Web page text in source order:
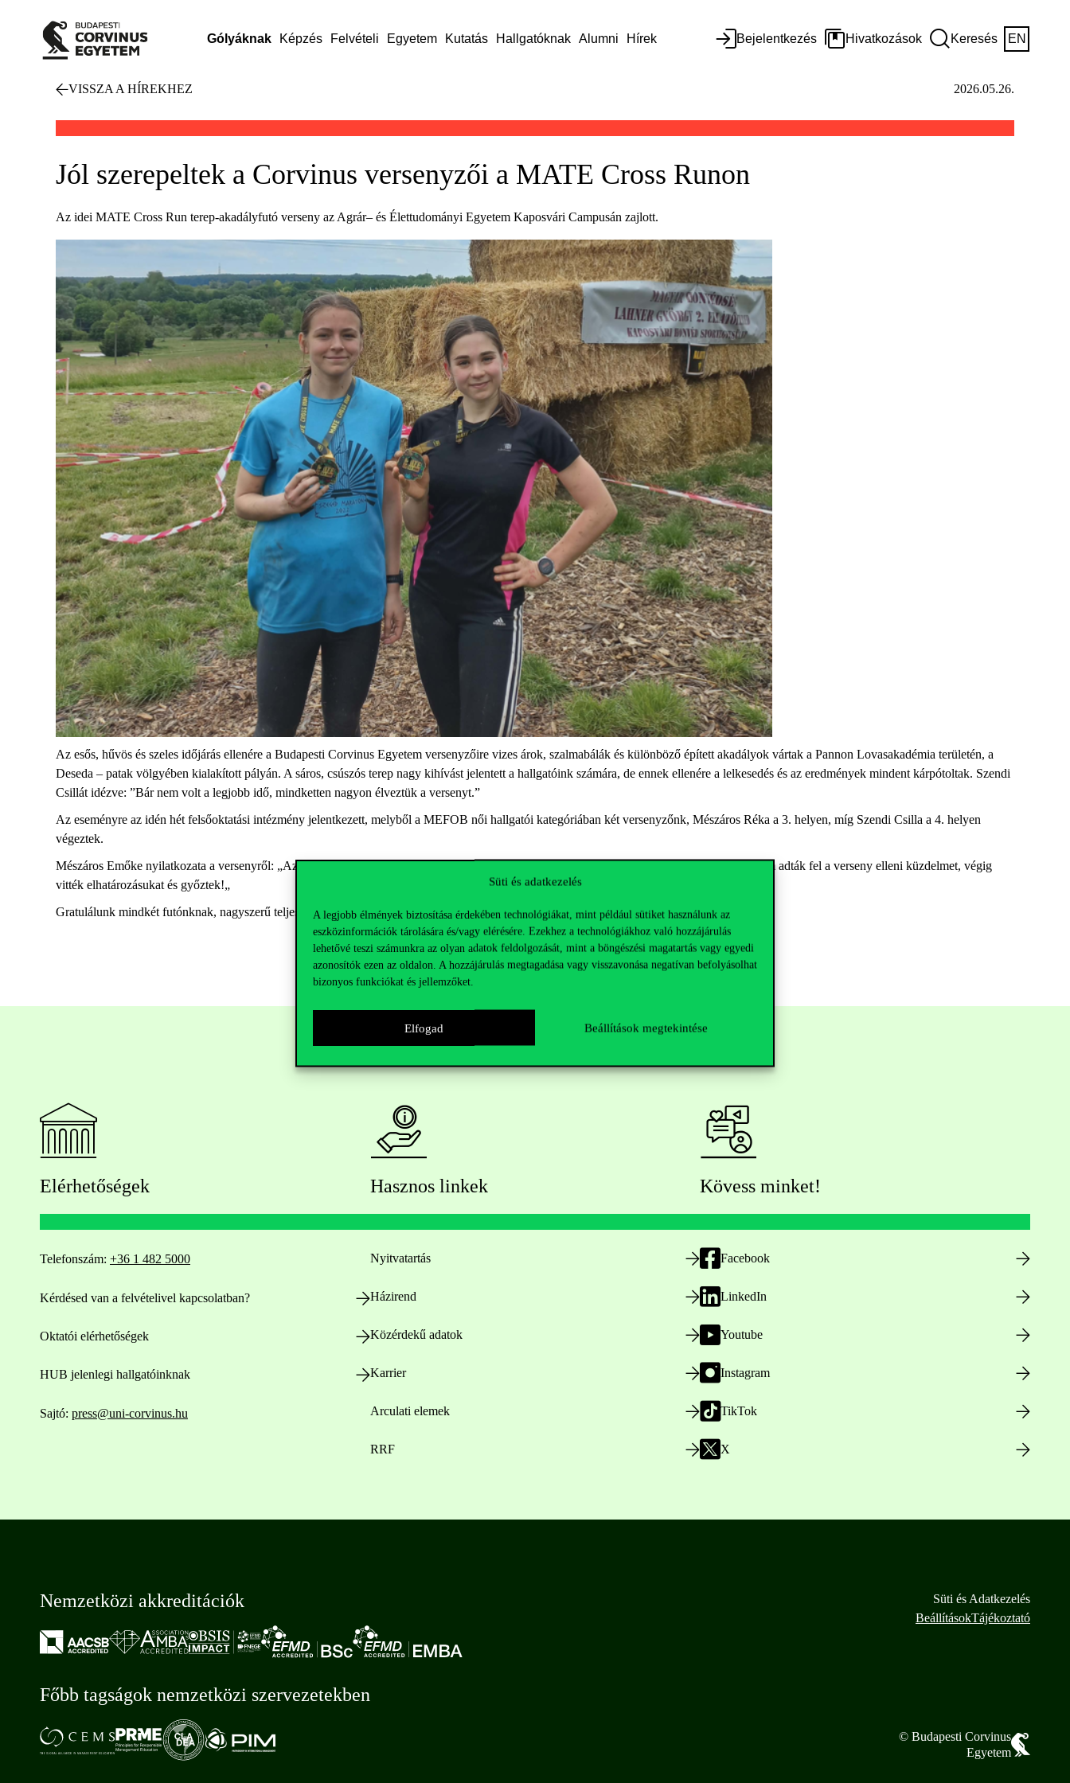
Süti és adatkezelés
A legjobb élmények biztosítása érdekében technológiákat, mint például sütiket használunk az
eszközinformációk tárolására és/vagy elérésére. Ezekhez a technológiákhoz való hozzájárulás
lehetővé teszi számunkra az olyan adatok feldolgozását, mint a böngészési magatartás vagy egyedi
azonosítók ezen az oldalon. A hozzájárulás megtagadása vagy visszavonása negatívan befolyásolhat
bizonyos funkciókat és jellemzőket.
Elfogad Beállítások megtekintése
Gólyáknak Képzés Felvételi Egyetem Kutatás Hallgatóknak Alumni Hírek Bejelentkezés Hivatkozások Keresés EN
VISSZA A HÍREKHEZ 2026.05.26.
Jól szerepeltek a Corvinus versenyzői a MATE Cross Runon
Az idei MATE Cross Run terep-akadályfutó verseny az Agrár– és Élettudományi Egyetem Kaposvári Campusán zajlott.
Az esős, hűvös és szeles időjárás ellenére a Budapesti Corvinus Egyetem versenyzőire vizes árok, szalmabálák és különböző épített akadályok vártak a Pannon Lovasakadémia területén, a
Deseda – patak völgyében kialakított pályán. A sáros, csúszós terep nagy kihívást jelentett a hallgatóink számára, de ennek ellenére a lelkesedés és az eredmények mindent kárpótoltak. Szendi
Csillát idézve: ”Bár nem volt a legjobb idő, mindketten nagyon élveztük a versenyt.”
Az eseményre az idén hét felsőoktatási intézmény jelentkezett, melyből a MEFOB női hallgatói kategóriában két versenyzőnk, Mészáros Réka a 3. helyen, míg Szendi Csilla a 4. helyen
végeztek.
Mészáros Emőke nyilatkozata a versenyről: „Az idei Cross Run igazi feladat elé állította a két női hallgatónkat, hisz a zord időjárás ellenére sem adták fel a verseny elleni küzdelmet, végig
vitték elhatározásukat és győztek!„
Gratulálunk mindkét futónknak, nagyszerű teljesítmény volt!
Elérhetőségek
Telefonszám: +36 1 482 5000
Kérdésed van a felvételivel kapcsolatban?
Oktatói elérhetőségek
HUB jelenlegi hallgatóinknak
Sajtó: press@uni-corvinus.hu
Hasznos linkek
Nyitvatartás
Házirend
Közérdekű adatok
Karrier
Arculati elemek
RRF
Kövess minket!
Facebook
LinkedIn
Youtube
Instagram
TikTok
X
Nemzetközi akkreditációk
Főbb tagságok nemzetközi szervezetekben
Süti és Adatkezelés
BeállításokTájékoztató
© Budapesti Corvinus
Egyetem